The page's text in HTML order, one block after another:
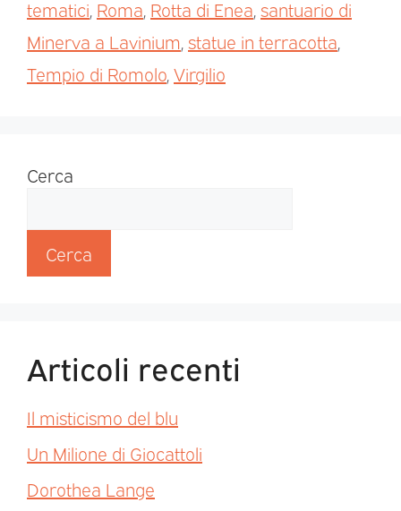
tematici Roma Rotta di Enea santuario di
Minerva a Lavinium statue in terracotta
Tempio di Romolo Virgilio
Cerca
Cerca
Articoli recenti
Il misticismo del blu
Un Milione di Giocattoli
Dorothea Lange